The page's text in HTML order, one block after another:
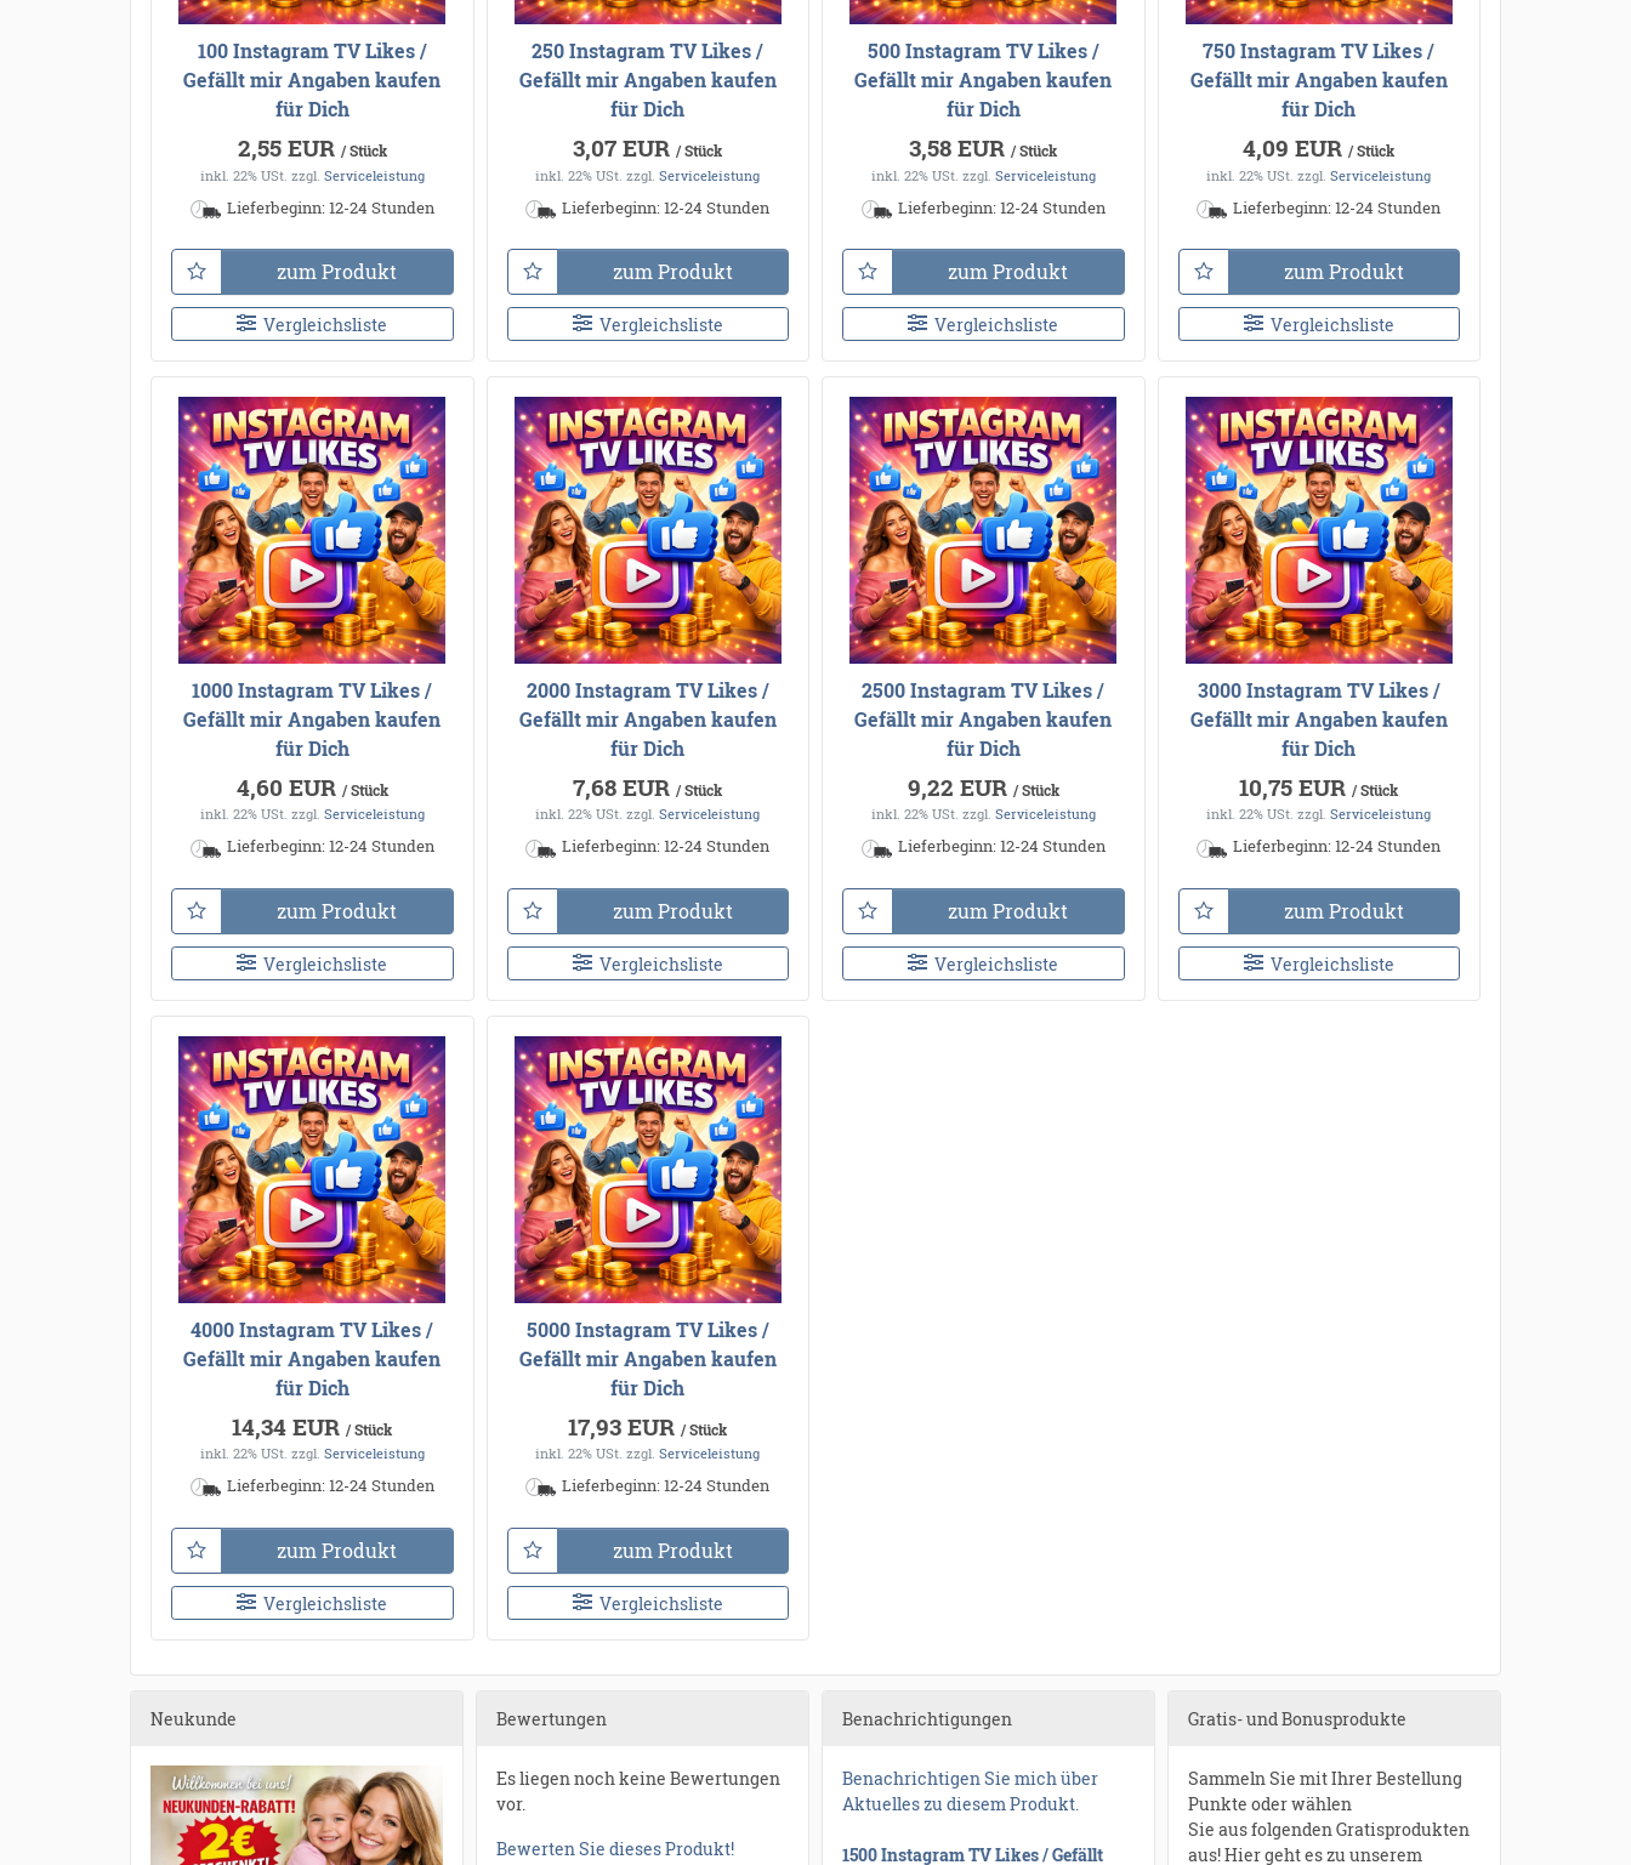
100 Instagram TV Likes /
Gefällt mir Angaben kaufen
für Dich
2,55 EUR / Stück
inkl. 22% USt. zzgl. Serviceleistung
Lieferbeginn: 12-24 Stunden
zum Produkt
Vergleichsliste
250 Instagram TV Likes /
Gefällt mir Angaben kaufen
für Dich
3,07 EUR/ Stück
inkl. 22% USt. zzgl.Serviceleistung
Lieferbeginn: 12-24 Stunden
zum Produkt
Vergleichsliste
500 Instagram TV Likes /
Gefällt mir Angaben kaufen
für Dich
3,58 EUR/ Stück
inkl. 22% USt. zzgl. Serviceleistung
Lieferbeginn: 12-24 Stunden
zum Produkt
Vergleichsliste
750 Instagram TV Likes /
Gefällt mir Angaben kaufen
für Dich
4,09 EUR/ Stück
inkl. 22% USt. zzgl.Serviceleistung
Lieferbeginn: 12-24 Stunden
zum Produkt
Vergleichsliste
1000 Instagram TV Likes /
Gefällt mir Angaben kaufen
für Dich
4,60 EUR / Stück
inkl. 22% USt. zzgl. Serviceleistung
Lieferbeginn: 12-24 Stunden
zum Produkt
Vergleichsliste
2000 Instagram TV Likes /
Gefällt mir Angaben kaufen
für Dich
7,68 EUR/ Stück
inkl. 22% USt. zzgl.Serviceleistung
Lieferbeginn: 12-24 Stunden
zum Produkt
Vergleichsliste
2500 Instagram TV Likes /
Gefällt mir Angaben kaufen
für Dich
9,22 EUR / Stück
inkl. 22% USt. zzgl. Serviceleistung
Lieferbeginn: 12-24 Stunden
zum Produkt
Vergleichsliste
3000 Instagram TV Likes /
Gefällt mir Angaben kaufen
für Dich
10,75 EUR/ Stück
inkl. 22% USt. zzgl.Serviceleistung
Lieferbeginn: 12-24 Stunden
zum Produkt
Vergleichsliste
4000 Instagram TV Likes /
Gefällt mir Angaben kaufen
für Dich
14,34 EUR/ Stück
inkl. 22% USt. zzgl. Serviceleistung
Lieferbeginn: 12-24 Stunden
zum Produkt
Vergleichsliste
5000 Instagram TV Likes /
Gefällt mir Angaben kaufen
für Dich
17,93 EUR/ Stück
inkl. 22% USt. zzgl.Serviceleistung
Lieferbeginn: 12-24 Stunden
zum Produkt
Vergleichsliste
Neukunde Bewertungen
Es liegen noch keine Bewertungen
vor.
Bewerten Sie dieses Produkt!
Benachrichtigungen
Benachrichtigen Sie mich über
Aktuelles zu diesem Produkt.
1500 Instagram TV Likes / Gefällt
Gratis- und Bonusprodukte
Sammeln Sie mit Ihrer Bestellung
Punkte oder wählen
Sie aus folgenden Gratisprodukten
aus! Hier geht es zu unserem